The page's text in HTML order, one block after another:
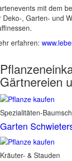
mit dem
Deko-, Garten- und
erfahren:
Gärtnereien
Spezialitäten-
Garten
Kräuter- & Stauden